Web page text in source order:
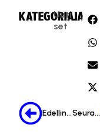
KATEGORIA:
Uuti
set
JAA:
Edellinen Seuraava